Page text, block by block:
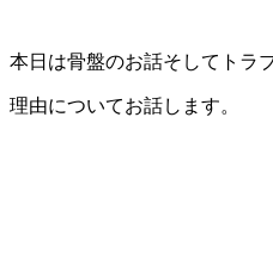
本日は骨盤のお話そしてトラ
理由についてお話します。